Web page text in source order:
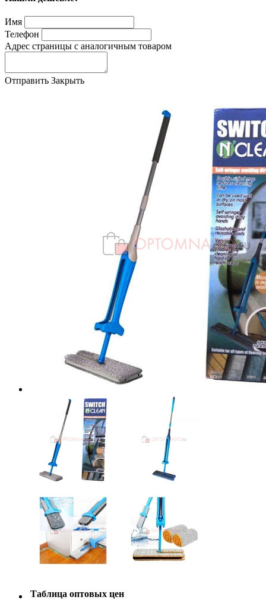
Имя
Телефон
Адрес страницы с аналогичным товаром
Отправить Закрыть
Таблица оптовых цен